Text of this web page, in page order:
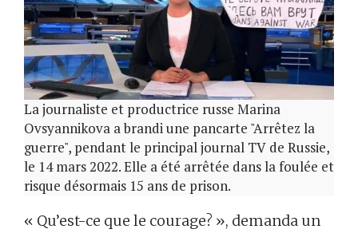
La journaliste et productrice russe Marina
Ovsyannikova a brandi une pancarte "Arrêtez la
guerre", pendant le principal journal TV de Russie,
le 14 mars 2022. Elle a été arrêtée dans la foulée et
risque désormais 15 ans de prison.
« Qu’est-ce que le courage? », demanda un